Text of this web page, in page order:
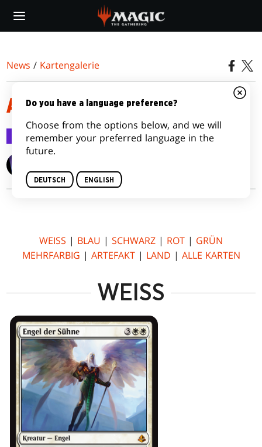
main
News / Kartengalerie
AMONKHET
Kartengalerie 14. Apr. 2017
WEISS | BLAU | SCHWARZ | ROT | GRÜN
MEHRFARBIG | ARTEFAKT| LAND | ALLE KARTEN
WEISS
Do you have a language preference?
Choose from the options below, and we will
remember your preferred language in the
future.
DEUTSCH ENGLISH